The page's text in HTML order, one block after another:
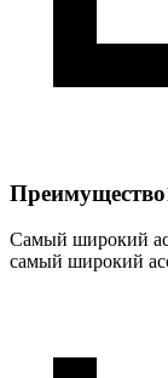
Самый широкий
самый широкий